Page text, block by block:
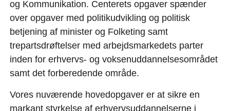
og Kommunikation. Centerets opgaver spænder
over opgaver med politikudvikling og politisk
betjening af minister og Folketing samt
trepartsdrøftelser med arbejdsmarkedets parter
inden for erhvervs- og voksenuddannelsesområdet
samt det forberedende område.
Vores nuværende hovedopgaver er at sikre en
markant styrkelse af erhvervsuddannelserne i